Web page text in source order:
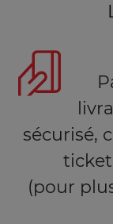
sécurisé,
(pour